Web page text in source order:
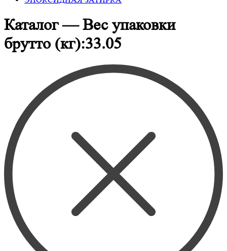
Каталог — Вес упаковки
брутто (кг):33.05